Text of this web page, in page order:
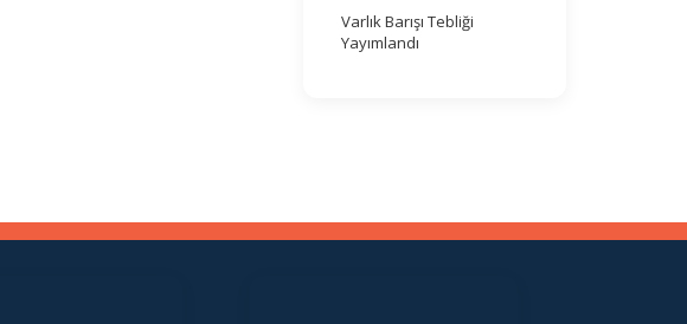
Varlık Barışı Tebliği
Yayımlandı